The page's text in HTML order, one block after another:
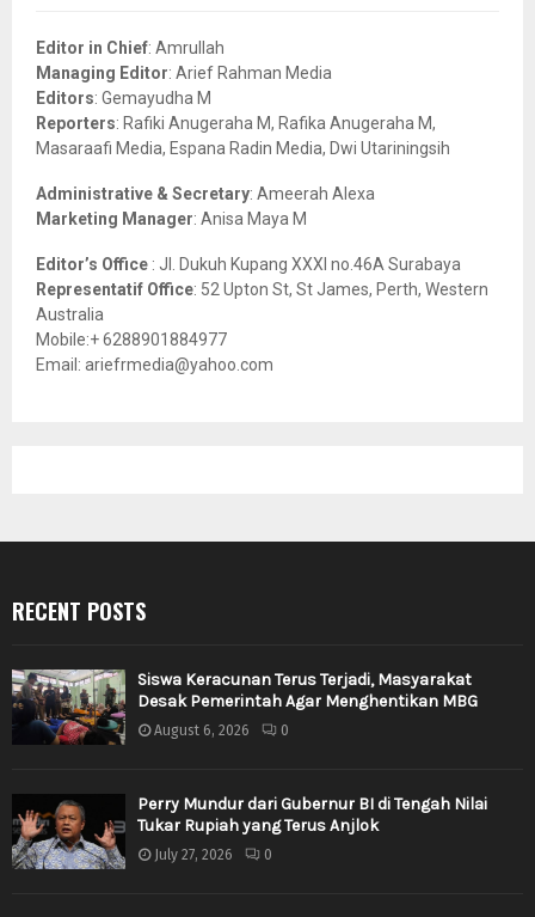
o
r
:
Editor in Chief: Amrullah
Managing Editor: Arief Rahman Media
Editors: Gemayudha M
Reporters: Rafiki Anugeraha M, Rafika Anugeraha M,
Masaraafi Media, Espana Radin Media, Dwi Utariningsih
Administrative & Secretary: Ameerah Alexa
Marketing Manager: Anisa Maya M
Editor’s Office : Jl. Dukuh Kupang XXXI no.46A Surabaya
Representatif Office: 52 Upton St, St James, Perth, Western
Australia
Mobile:+ 6288901884977
Email: ariefrmedia@yahoo.com
RECENT POSTS
Siswa Keracunan Terus Terjadi, Masyarakat
Desak Pemerintah Agar Menghentikan MBG
August 6, 2026 0
Perry Mundur dari Gubernur BI di Tengah Nilai
Tukar Rupiah yang Terus Anjlok
July 27, 2026 0